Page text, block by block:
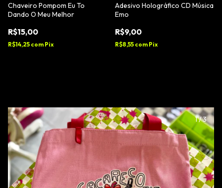
Chaveiro Pompom Eu To
Dando O Meu Melhor
R$15,00
R$14,25 com Pix
Adesivo Holográfico CD Música
Emo
R$9,00
R$8,55 com Pix
1/3